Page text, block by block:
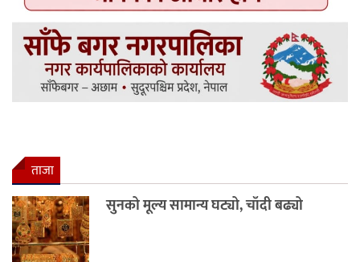
ताजा
सुनको मूल्य सामान्य घट्यो, चाँदी बढ्यो